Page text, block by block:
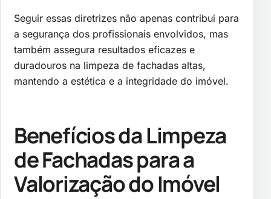
Seguir essas diretrizes não apenas contribui para
a segurança dos profissionais envolvidos, mas
também assegura resultados eficazes e
duradouros na limpeza de fachadas altas,
mantendo a estética e a integridade do imóvel.
Benefícios da Limpeza
de Fachadas para a
Valorização do Imóvel